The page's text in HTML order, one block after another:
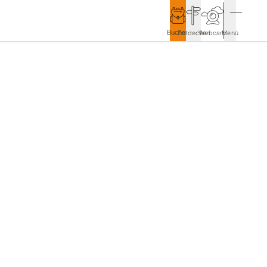
BuchenEntdeckenWebcamMenü